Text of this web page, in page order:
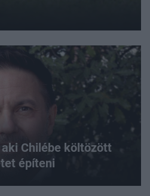
Chilébe költözött
építeni